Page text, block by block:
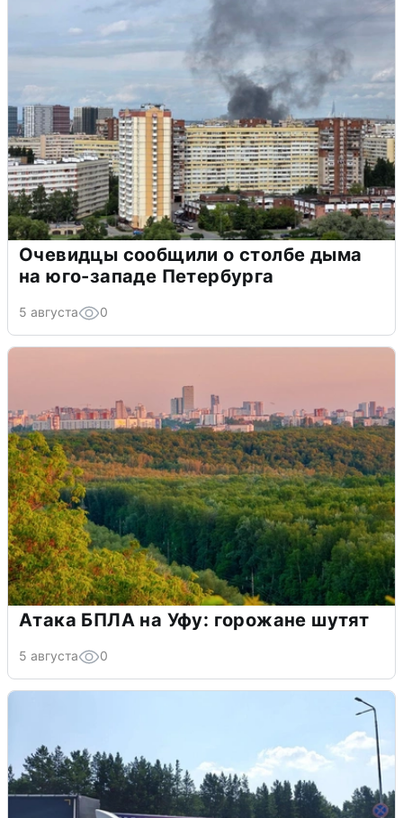
Очевидцы сообщили о столбе дыма
на юго-западе Петербурга
5 августа 0
Атака БПЛА на Уфу: горожане шутят
5 августа 0